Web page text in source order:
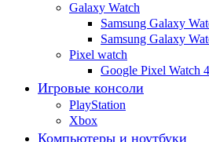
Galaxy Watch
Samsung Galaxy
Samsung Galaxy
Pixel watch
Google Pixel Watch 4
Игровые консоли
PlayStation
Xbox
Компьютеры и ноутбуки